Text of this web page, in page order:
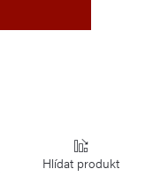
Hlídat